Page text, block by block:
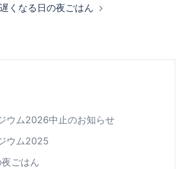
遅くなる日の夜ごはん
ウム2026中止のお知らせ
ウム2025
ごはん